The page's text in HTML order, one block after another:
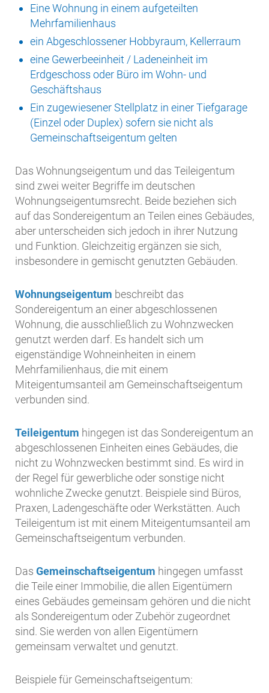
Eine Wohnung in einem aufgeteilten
Mehrfamilienhaus
ein Abgeschlossener Hobbyraum, Kellerraum
eine Gewerbeeinheit / Ladeneinheit im
Erdgeschoss oder Büro im Wohn- und
Geschäftshaus
Ein zugewiesener Stellplatz in einer Tiefgarage
(Einzel oder Duplex) sofern sie nicht als
Gemeinschaftseigentum gelten
Das Wohnungseigentum und das Teileigentum
sind zwei weiter Begriffe im deutschen
Wohnungseigentumsrecht. Beide beziehen sich
auf das Sondereigentum an Teilen eines Gebäudes,
aber unterscheiden sich jedoch in ihrer Nutzung
und Funktion. Gleichzeitig ergänzen sie sich,
insbesondere in gemischt genutzten Gebäuden.
Wohnungseigentum beschreibt das
Sondereigentum an einer abgeschlossenen
Wohnung, die ausschließlich zu Wohnzwecken
genutzt werden darf. Es handelt sich um
eigenständige Wohneinheiten in einem
Mehrfamilienhaus, die mit einem
Miteigentumsanteil am Gemeinschaftseigentum
verbunden sind.
Teileigentum hingegen ist das Sondereigentum an
abgeschlossenen Einheiten eines Gebäudes, die
nicht zu Wohnzwecken bestimmt sind. Es wird in
der Regel für gewerbliche oder sonstige nicht
wohnliche Zwecke genutzt. Beispiele sind Büros,
Praxen, Ladengeschäfte oder Werkstätten. Auch
Teileigentum ist mit einem Miteigentumsanteil am
Gemeinschaftseigentum verbunden.
Das Gemeinschaftseigentum hingegen umfasst
die Teile einer Immobilie, die allen Eigentümern
eines Gebäudes gemeinsam gehören und die nicht
als Sondereigentum oder Zubehör zugeordnet
sind. Sie werden von allen Eigentümern
gemeinsam verwaltet und genutzt.
Beispiele für Gemeinschaftseigentum: